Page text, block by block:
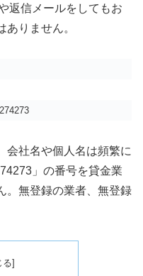
返信メールをしてもお
りません。
会社名や個人名は頻繁に
」の番号を貸金業
。無登録の業者、無登録